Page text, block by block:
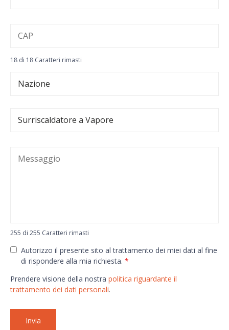
18 di 18 Caratteri rimasti
255 di 255 Caratteri rimasti
Autorizzo il presente sito al trattamento dei miei dati al fine
di rispondere alla mia richiesta.*
Prendere visione della nostra politica riguardante il
trattamento dei dati personali.